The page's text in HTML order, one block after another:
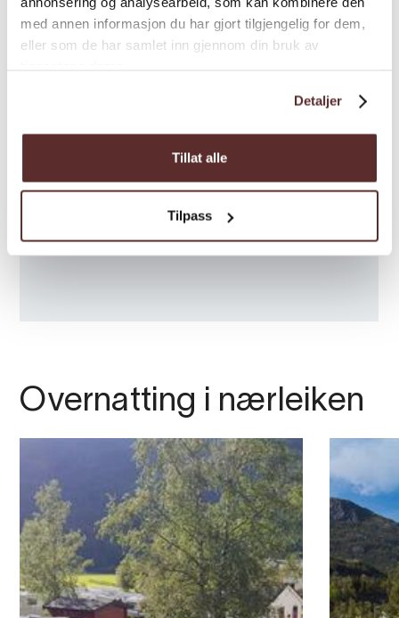
med annen informasjon du har gjort tilgjengelig for dem,
eller som de har samlet inn gjennom din bruk av
Detaljer
Tillat alle
Tilpass
Overnatting i nærleiken